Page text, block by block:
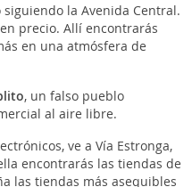
siguiendo la Avenida Central.
precio. Allí encontrarás
en una atmósfera de
, un falso pueblo
al aire libre.
ve a Vía Estronga,
encontrarás las tiendas de
las tiendas más asequibles